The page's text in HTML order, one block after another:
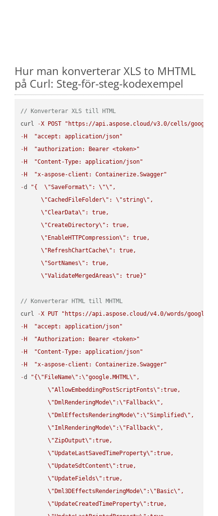
Hur man konverterar XLS to MHTML
på Curl: Steg-för-steg-kodexempel
// Konverterar XLS till HTML
curl
-X POST
"https://api.aspose.cloud/v3.0/cells/
- H
"accept: application/json"
- H
"authorization: Bearer <token>"
- H
"Content-Type: application/json"
- H
"x-aspose-client: Containerize.Swagger"
-d "{ \"SaveFormat\" : \"\" ,
\"CachedFileFolder\" : \"string\" ,
\"ClearData\" : true,
\"CreateDirectory\" : true,
\" EnableHTTPCompression\" : true,
\" RefreshChartCache\" : true,
\"SortNames\" : true,
\"ValidateMergedAreas\" : true}"
// Konverterar HTML till MHTML
curl
-X PUT
"https://api.aspose.cloud/v4.0/words/
- H
"accept: application/json"
- H
"Authorization: Bearer <token>"
- H
"Content-Type: application/json"
- H
"x-aspose-client: Containerize.Swagger"
-d "{\" FileName\" :\"google.MHTML\" ,
\"AllowEmbeddingPostScriptFonts\" :true,
\" DmlRenderingMode\" :\" Fallback\" ,
\" DmlEffectsRenderingMode\" :\"Simplified\" ,
\"ImlRenderingMode\" :\" Fallback\" ,
\"ZipOutput\" :true,
\"UpdateLastSavedTimeProperty\" :true,
\"UpdateSdtContent\" :true,
\"UpdateFields\" :true,
\" Dml3DEffectsRenderingMode\" :\" Basic\" ,
\"UpdateCreatedTimeProperty\" :true,